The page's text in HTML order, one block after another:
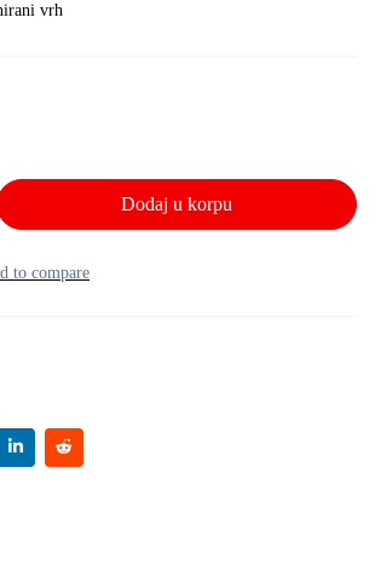
vrh
Dodaj u korpu